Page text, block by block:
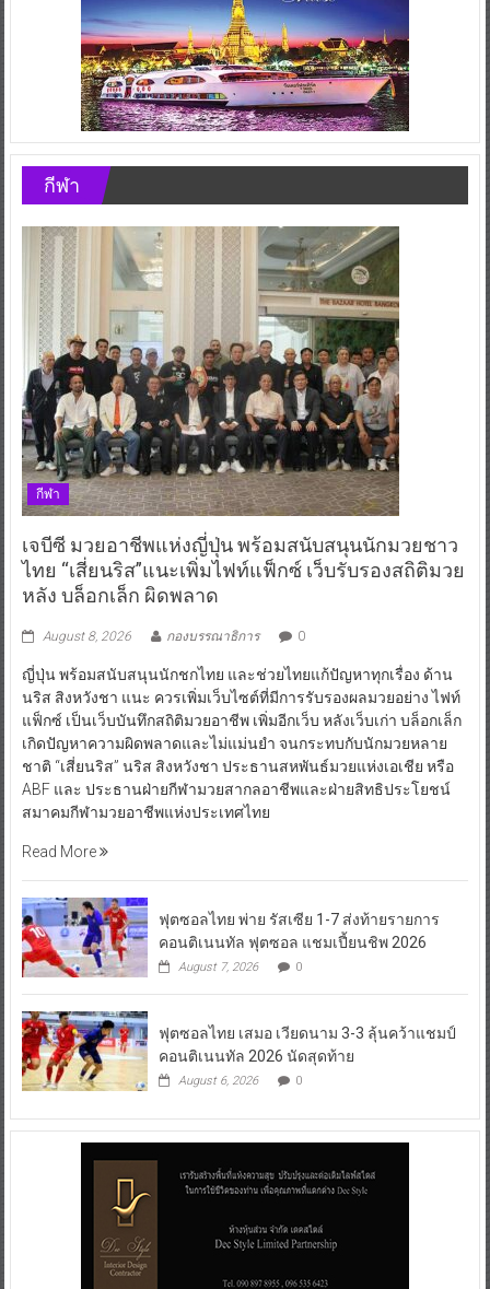
กีฬา
กีฬา
เจบีซี มวยอาชีพแห่งญี่ปุ่น พร้อมสนับสนุนนักมวยชาว
ไทย “เสี่ยนริส”แนะเพิ่มไฟท์แฟ็กซ์ เว็บรับรองสถิติมวย
หลัง บล็อกเล็ก ผิดพลาด
August 8, 2026 กองบรรณาธิการ 0
ญี่ปุ่น พร้อมสนับสนุนนักชกไทย และช่วยไทยแก้ปัญหาทุกเรื่อง ด้าน
นริส สิงหวังชา แนะ ควรเพิ่มเว็บไซต์ที่มีการรับรองผลมวยอย่าง ไฟท์
แฟ็กซ์ เป็นเว็บบันทึกสถิติมวยอาชีพ เพิ่มอีกเว็บ หลังเว็บเก่า บล็อกเล็ก
เกิดปัญหาความผิดพลาดและไม่แม่นยำ จนกระทบกับนักมวยหลาย
ชาติ “เสี่ยนริส” นริส สิงหวังชา ประธานสหพันธ์มวยแห่งเอเชีย หรือ
ABF และ ประธานฝ่ายกีฬามวยสากลอาชีพและฝ่ายสิทธิประโยชน์
สมาคมกีฬามวยอาชีพแห่งประเทศไทย
Read More
ฟุตซอลไทย พ่าย รัสเซีย 1-7 ส่งท้ายรายการ
คอนติเนนทัล ฟุตซอล แชมเปี้ยนชิพ 2026
August 7, 2026 0
ฟุตซอลไทย เสมอ เวียดนาม 3-3 ลุ้นคว้าแชมป์
คอนติเนนทัล 2026 นัดสุดท้าย
August 6, 2026 0